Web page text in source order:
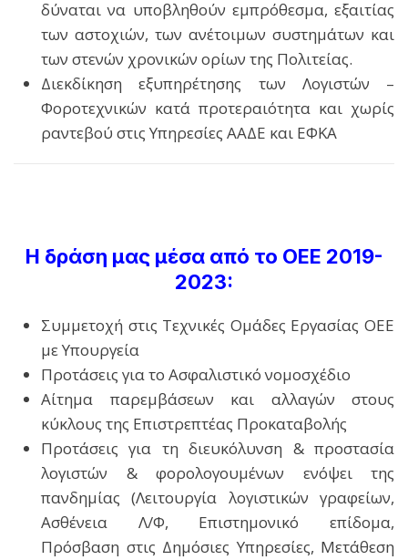
δύναται να υποβληθούν εμπρόθεσμα, εξαιτίας
των αστοχιών, των ανέτοιμων συστημάτων και
των στενών χρονικών ορίων της Πολιτείας.
Διεκδίκηση εξυπηρέτησης των Λογιστών –
Φοροτεχνικών κατά προτεραιότητα και χωρίς
ραντεβού στις Υπηρεσίες ΑΑΔΕ και ΕΦΚΑ
Η δράση μας μέσα από το ΟΕΕ 2019-
2023:
Συμμετοχή στις Τεχνικές Ομάδες Εργασίας ΟΕΕ
με Υπουργεία
Προτάσεις για το Ασφαλιστικό νομοσχέδιο
Αίτημα παρεμβάσεων και αλλαγών στους
κύκλους της Επιστρεπτέας Προκαταβολής
Προτάσεις για τη διευκόλυνση & προστασία
λογιστών & φορολογουμένων ενόψει της
πανδημίας (Λειτουργία λογιστικών γραφείων,
Ασθένεια Λ/Φ, Επιστημονικό επίδομα,
Πρόσβαση στις Δημόσιες Υπηρεσίες, Μετάθεση